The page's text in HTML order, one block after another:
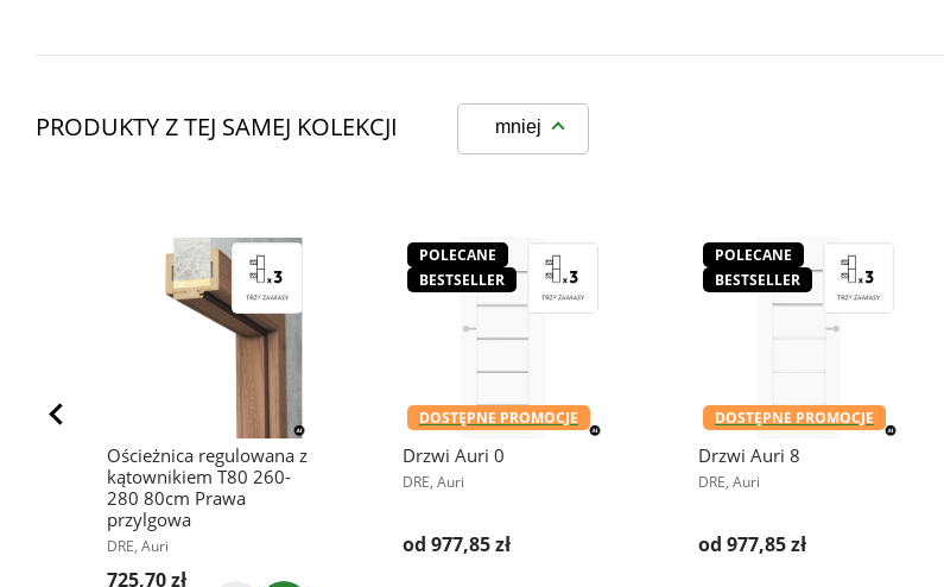
PRODUKTY Z TEJ SAMEJ KOLEKCJI mniej
Ościeżnica regulowana z
kątownikiem T80 260-
280 80cm Prawa
przylgowa
DRE, Auri
725,70 zł
POLECANE
BESTSELLER
DOSTĘPNE PROMOCJE
Drzwi Auri 0
DRE, Auri
od 977,85 zł
POLECANE
BESTSELLER
DOSTĘPNE PROMOCJE
Drzwi Auri 8
DRE, Auri
od 977,85 zł